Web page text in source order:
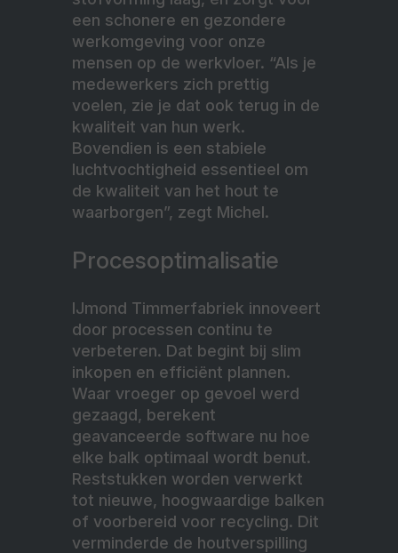
een schonere en gezondere
werkomgeving voor onze
mensen op de werkvloer. “Als je
medewerkers zich prettig
voelen, zie je dat ook terug in de
kwaliteit van hun werk.
Bovendien is een stabiele
luchtvochtigheid essentieel om
de kwaliteit van het hout te
waarborgen”, zegt Michel.
Procesoptimalisatie
IJmond Timmerfabriek innoveert
door processen continu te
verbeteren. Dat begint bij slim
inkopen en efficiënt plannen.
Waar vroeger op gevoel werd
gezaagd, berekent
geavanceerde software nu hoe
elke balk optimaal wordt benut.
Reststukken worden verwerkt
tot nieuwe, hoogwaardige balken
of voorbereid voor recycling. Dit
verminderde de houtverspilling